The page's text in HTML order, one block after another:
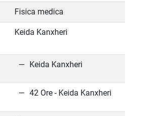
Fisica medica
Keida Kanxheri
Keida Kanxheri
42 Ore - Keida Kanxheri